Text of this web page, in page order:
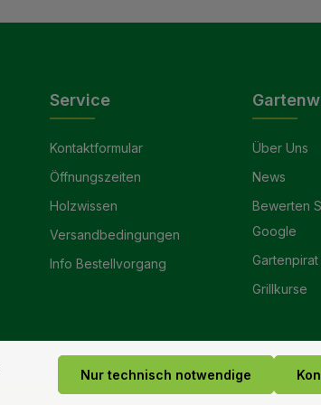
Service
Kontaktformular
Öffnungszeiten
Holzwissen
Versandbedingungen
Info Bestellvorgang
Über Uns
News
Bewerten
Google
Gartenpirat
Grillkurse
Nur technisch notwendige